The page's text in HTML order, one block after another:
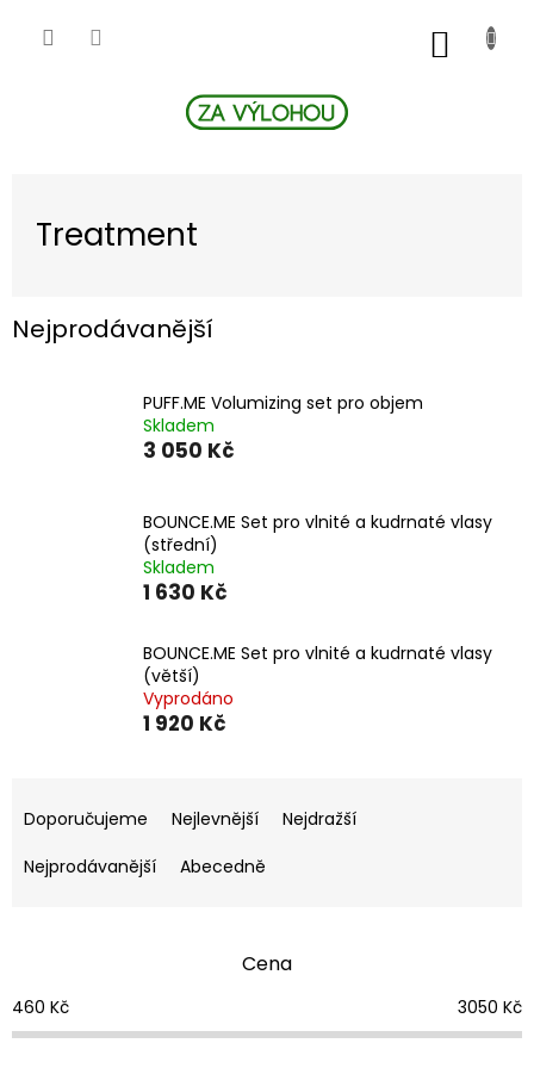
Treatment
Nejprodávanější
PUFF.ME Volumizing set pro objem
Skladem
3 050 Kč
BOUNCE.ME Set pro vlnité a kudrnaté vlasy
(střední)
Skladem
1 630 Kč
BOUNCE.ME Set pro vlnité a kudrnaté vlasy
(větší)
Vyprodáno
1 920 Kč
a
e
o
d
Doporučujeme Nejlevnější
Nejdražší
Nejprodávanější
Abecedně
Cena
460 Kč 3050 Kč